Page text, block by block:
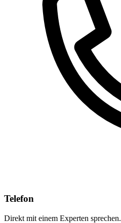
Telefon
Direkt mit einem Experten sprechen.